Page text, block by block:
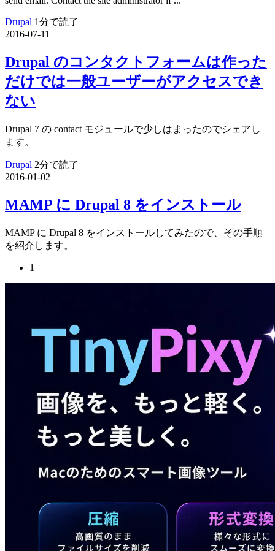
Drupal 1分で読了
2016-07-11
Drupal のコンタクトフォームは作った
だけでは一般ユーザーがアクセスでき
ない
Drupal 7 の contact モジュールで少しはまったのでシェアし
ます。
Drupal 2分で読了
2016-01-02
MAMP に Drupal 8 をインストール
MAMP に Drupal 8 をインストールしてみたので、その手順
を紹介します。
1